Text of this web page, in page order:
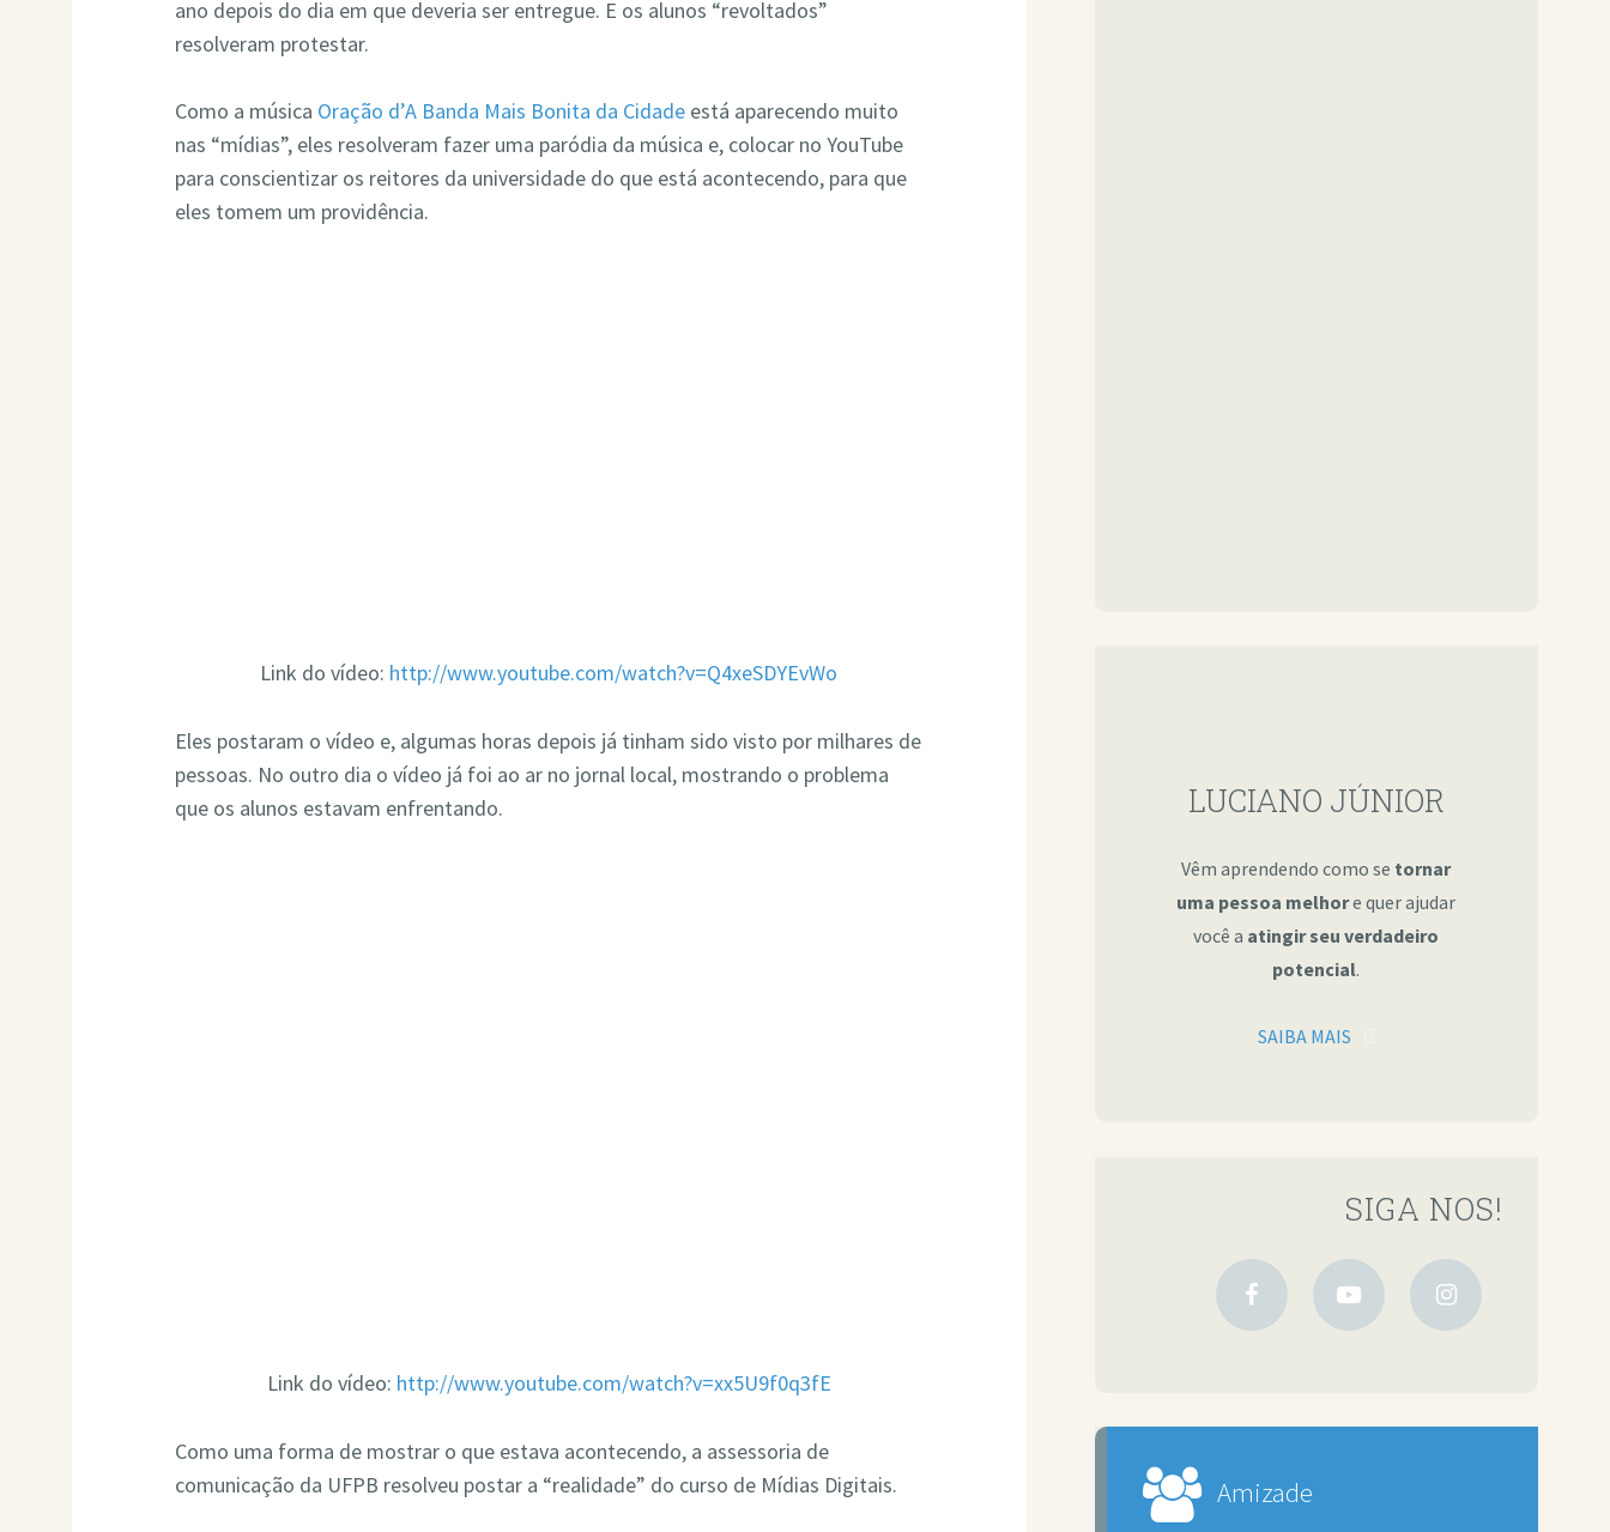
ano depois do dia em que deveria ser entregue. E os alunos “revoltados”
resolveram protestar.
Como a música Oração d’A Banda Mais Bonita da Cidade está aparecendo muito
nas “mídias”, eles resolveram fazer uma paródia da música e, colocar no YouTube
para conscientizar os reitores da universidade do que está acontecendo, para que
eles tomem um providência.
Link do vídeo: http://www.youtube.com/watch?v=Q4xeSDYEvWo
Eles postaram o vídeo e, algumas horas depois já tinham sido visto por milhares de
pessoas. No outro dia o vídeo já foi ao ar no jornal local, mostrando o problema
que os alunos estavam enfrentando.
Link do vídeo: http://www.youtube.com/watch?v=xx5U9f0q3fE
Como uma forma de mostrar o que estava acontecendo, a assessoria de
comunicação da UFPB resolveu postar a “realidade” do curso de Mídias Digitais.
LUCIANO JÚNIOR
Vêm aprendendo como se tornar
uma pessoa melhore quer ajudar
você a atingir seu verdadeiro
potencial.
SAIBA MAIS
SIGA NOS!
Amizade